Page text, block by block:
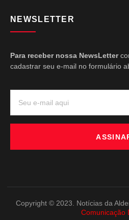
NEWSLETTER
Para receber nossa NewsLetter
cadastrar seu e-mail no formulário
Copyright © 2023. Notícias da
Comunicação